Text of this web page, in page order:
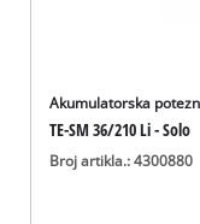
Akumulatorska
TE-SM 36/210 Li - Solo
Broj artikla.: 4300880